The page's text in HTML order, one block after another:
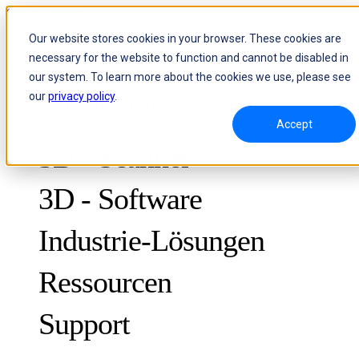
Our website stores cookies in your browser. These cookies are
necessary for the website to function and cannot be disabled in
our system. To learn more about the cookies we use, please see
ourprivacy policy.
Accept
Skip to content
Header Menu - Text
3D - Scanner
METROLOGY ZUR QUALITÄTSKONTROLLE
Optische 3D-Messung und dynamisches Tracking ohne Marker
3D - Software
Industrie-Lösungen
Ressourcen
Fallstudien
Support